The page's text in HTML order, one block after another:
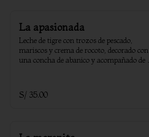
La apasionada
Leche de tigre con trozos de pescado,
mariscos y crema de rocoto, decorado con
una concha de abanico y acompañado de
S/ 35.00